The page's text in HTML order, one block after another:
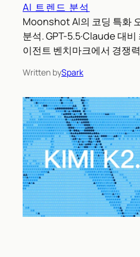
AI 트렌드 분석
Moonshot AI의 코딩 특화
분석. GPT-5.5·Claude 대비
이전트 벤치마크에서 경쟁
Written bySpark